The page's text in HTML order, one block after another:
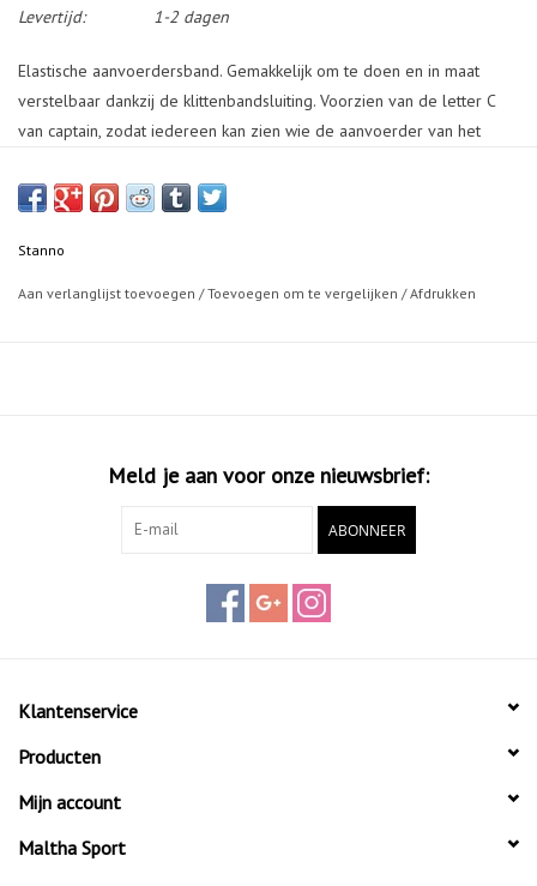
Levertijd:
1-2 dagen
Elastische aanvoerdersband. Gemakkelijk om te doen en in maat
verstelbaar dankzij de klittenbandsluiting. Voorzien van de letter C
van captain, zodat iedereen kan zien wie de aanvoerder van het
Stanno
Aan verlanglijst toevoegen /Toevoegen om te vergelijken /Afdrukken
Meld je aan voor onze nieuwsbrief:
ABONNEER
Klantenservice
Producten
Mijn account
Maltha Sport